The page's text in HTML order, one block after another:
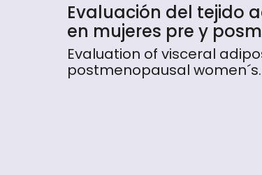
Evaluación del tejido
en mujeres pre y
Evaluation of visceral
postmenopausal women´s.